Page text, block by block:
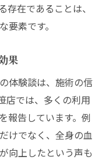
在であることは、
要素です。
果
体験談は、施術の信
店では、多くの利用
報告しています。例
けでなく、全身の血
向上したという声も